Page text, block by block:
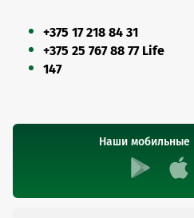
+375 17 218 84 31
+375 25 767 88 77 Life
147
Наши мобильные